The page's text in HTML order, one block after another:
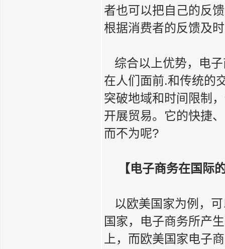
者也可以把自己的反
根据消费者的反馈及
综合以上优势，电
在人们面前.和传统的
突破地域和时间限制
开展贸易。它的快捷
而不为呢?
【电子商务在国际
以欧美国家为例，
国家，电子商务所产
上，而欧美国家电子